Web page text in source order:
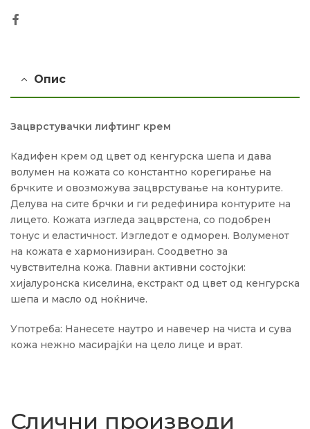
Опис
Зацврстувачки лифтинг крем
Кадифен крем од цвет од кенгурска шепа и дава
волумен на кожата со константно корегирање на
брчките и овозможува зацврстување на контурите.
Делува на сите брчки и ги редефинира контурите на
лицето. Кожата изгледа зацврстена, со подобрен
тонус и еластичност. Изгледот е одморен. Волуменот
на кожата е хармонизиран. Соодветно за
чувствителна кожа. Главни активни состојки:
хијалуронска киселина, екстракт од цвет од кенгурска
шепа и масло од ноќниче.
Употреба: Нанесете наутро и навечер на чиста и сува
кожа нежно масирајќи на цело лице и врат.
Слични производи